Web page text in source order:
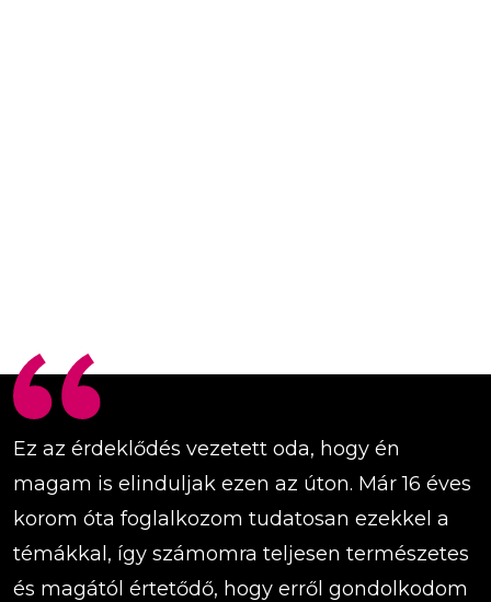
Ez az érdeklődés vezetett oda, hogy én
magam is elinduljak ezen az úton. Már 16 éves
korom óta foglalkozom tudatosan ezekkel a
témákkal, így számomra teljesen természetes
és magától értetődő, hogy erről gondolkodom